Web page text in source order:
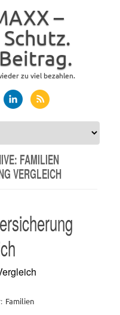
–
zu viel bezahlen.
FAMILIEN
VERGLEICH
Familien